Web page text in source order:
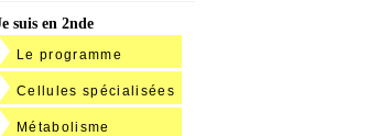
suis en 2nde
Le programme
Cellules spécialisées
Métabolisme